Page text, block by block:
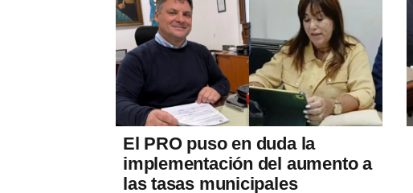
El PRO puso en duda la
implementación del aumento a
las tasas municipales